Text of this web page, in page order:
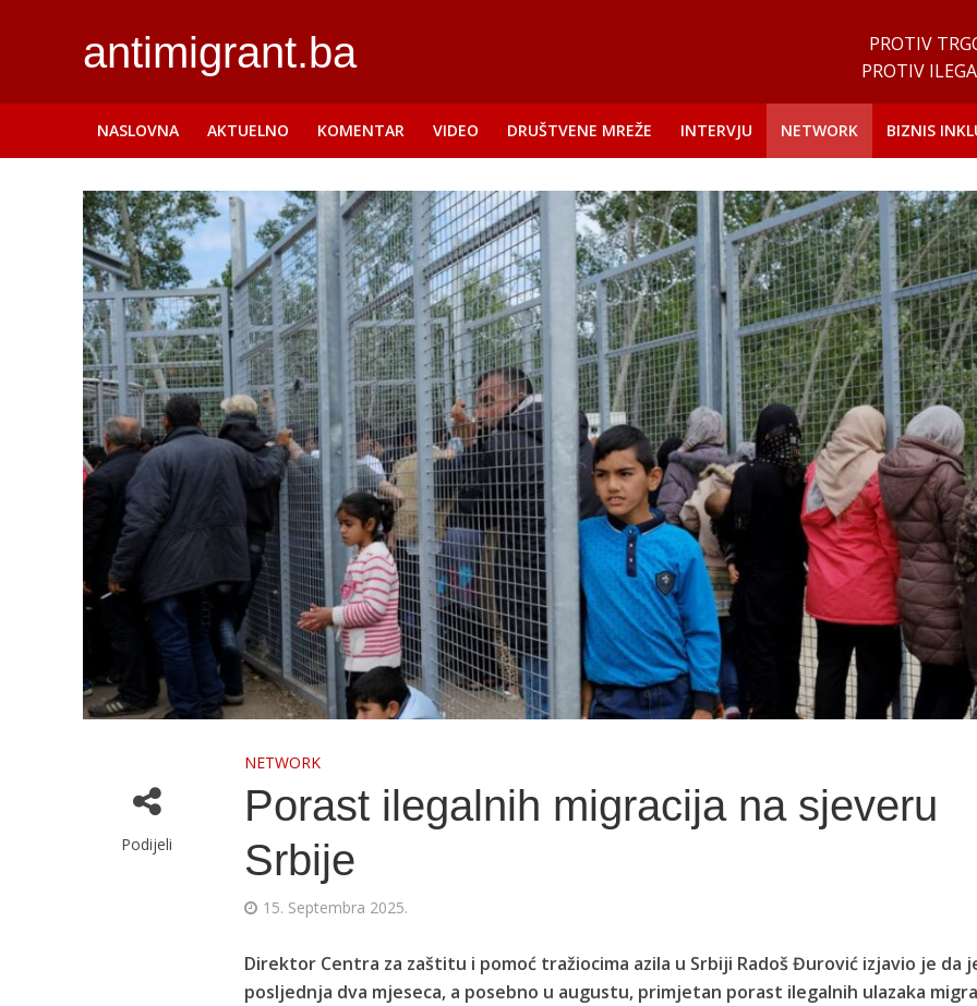
antimigrant.ba
PROTIV
PROTIV
NASLOVNA AKTUELNO KOMENTAR VIDEO DRUŠTVENE MREŽE INTERVJU NETWORK BIZNIS
Podijeli
NETWORK
Porast ilegalnih migracija na sjeveru
Srbije
15. Septembra 2025.
Direktor Centra za zaštitu i pomoć tražiocima azila u Srbiji Radoš Đurović izjavio je da
posljednja dva mjeseca, a posebno u augustu, primjetan porast ilegalnih ulazaka